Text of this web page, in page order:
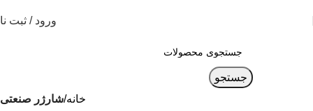
ورود / ثبت
جستجو
خانه شارژر صنعتی